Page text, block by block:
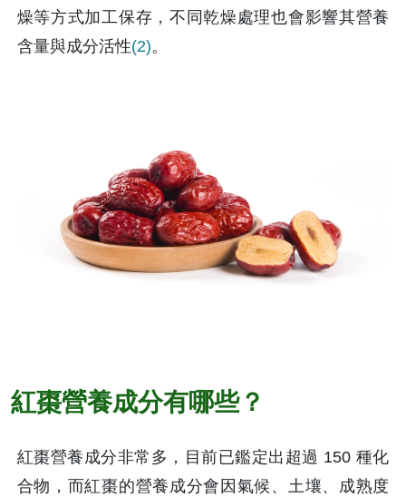
燥等方式加工保存，不同乾燥處理也會影響其營養
含量與成分活性(2)。
紅棗營養成分有哪些？
紅棗營養成分非常多，目前已鑑定出超過 150 種化
合物，而紅棗的營養成分會因氣候、土壤、成熟度